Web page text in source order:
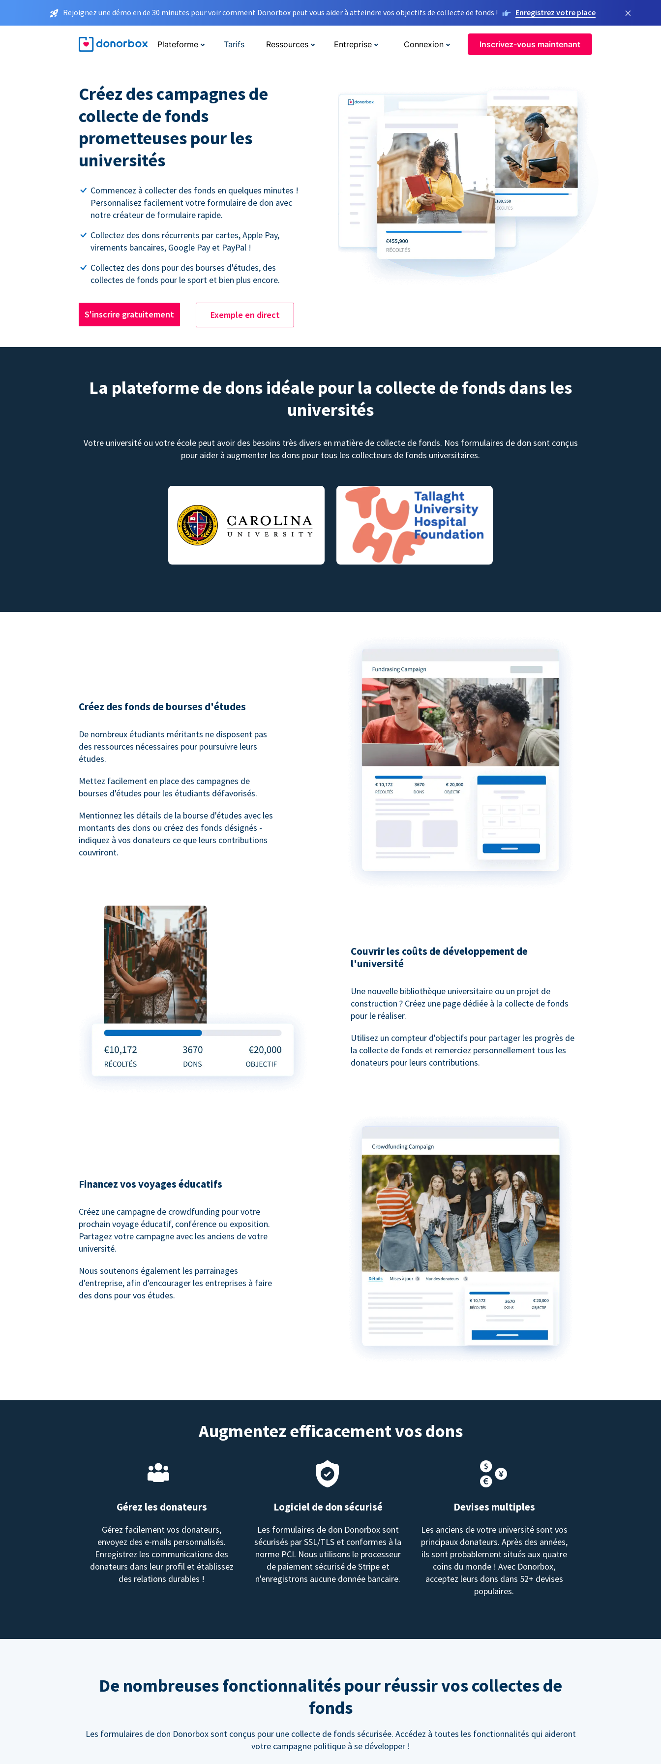
Rejoignez une démo en de 30 minutes pour voir comment Donorbox peut vous aider à atteindre vos objectifs de collecte de fonds ! Enregistrez votre place ×
Plateforme Tarifs Ressources Entreprise Connexion Inscrivez-vous maintenant
Créez des campagnes de
collecte de fonds
prometteuses pour les
universités
Commencez à collecter des fonds en quelques minutes !
Personnalisez facilement votre formulaire de don avec
notre créateur de formulaire rapide.
Collectez des dons récurrents par cartes, Apple Pay,
virements bancaires, Google Pay et PayPal !
Collectez des dons pour des bourses d'études, des
collectes de fonds pour le sport et bien plus encore.
S'inscrire gratuitement Exemple en direct
La plateforme de dons idéale pour la collecte de fonds dans les
universités
Votre université ou votre école peut avoir des besoins très divers en matière de collecte de fonds. Nos formulaires de don sont conçus
pour aider à augmenter les dons pour tous les collecteurs de fonds universitaires.
Créez des fonds de bourses d'études
De nombreux étudiants méritants ne disposent pas
des ressources nécessaires pour poursuivre leurs
études.
Mettez facilement en place des campagnes de
bourses d'études pour les étudiants défavorisés.
Mentionnez les détails de la bourse d'études avec les
montants des dons ou créez des fonds désignés -
indiquez à vos donateurs ce que leurs contributions
couvriront.
Couvrir les coûts de développement de
l'université
Une nouvelle bibliothèque universitaire ou un projet de
construction ? Créez une page dédiée à la collecte de fonds
pour le réaliser.
Utilisez un compteur d'objectifs pour partager les progrès de
la collecte de fonds et remerciez personnellement tous les
donateurs pour leurs contributions.
Financez vos voyages éducatifs
Créez une campagne de crowdfunding pour votre
prochain voyage éducatif, conférence ou exposition.
Partagez votre campagne avec les anciens de votre
université.
Nous soutenons également les parrainages
d'entreprise, afin d'encourager les entreprises à faire
des dons pour vos études.
Augmentez efficacement vos dons
Gérez les donateurs
Gérez facilement vos donateurs,
envoyez des e-mails personnalisés.
Enregistrez les communications des
donateurs dans leur profil et établissez
des relations durables !
Logiciel de don sécurisé
Les formulaires de don Donorbox sont
sécurisés par SSL/TLS et conformes à la
norme PCI. Nous utilisons le processeur
de paiement sécurisé de Stripe et
n'enregistrons aucune donnée bancaire.
Devises multiples
Les anciens de votre université sont vos
principaux donateurs. Après des années,
ils sont probablement situés aux quatre
coins du monde ! Avec Donorbox,
acceptez leurs dons dans 52+ devises
populaires.
De nombreuses fonctionnalités pour réussir vos collectes de
fonds
Les formulaires de don Donorbox sont conçus pour une collecte de fonds sécurisée. Accédez à toutes les fonctionnalités qui aideront
votre campagne politique à se développer !